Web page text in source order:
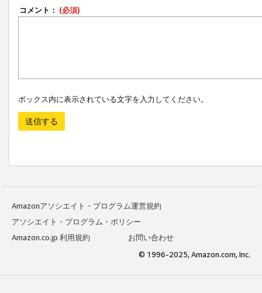
コメント： (必須)
ボックス内に表示されている文字を入力してください。
送信する
Amazonアソシエイト・プログラム運営規約
アソシエイト・プログラム・ポリシー
Amazon.co.jp 利用規約
お問い合わせ
© 1996-2025, Amazon.com, Inc.